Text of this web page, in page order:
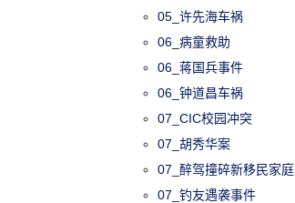
05_许先海车祸
06_病童救助
06_蒋国兵事件
06_钟道昌车祸
07_CIC校园冲突
07_胡秀华案
07_醉驾撞碎新移民家庭
07_钓友遇袭事件